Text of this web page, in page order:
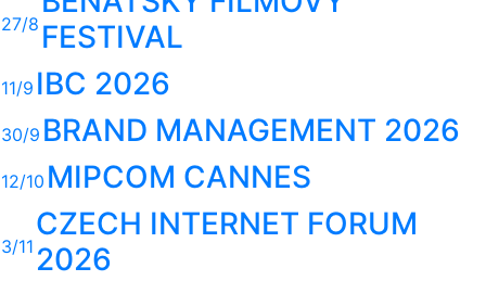
27/8 FESTIVAL
11/9 IBC 2026
30/9 BRAND MANAGEMENT 2026
12/10 MIPCOM CANNES
3/11
CZECH INTERNET FORUM
2026